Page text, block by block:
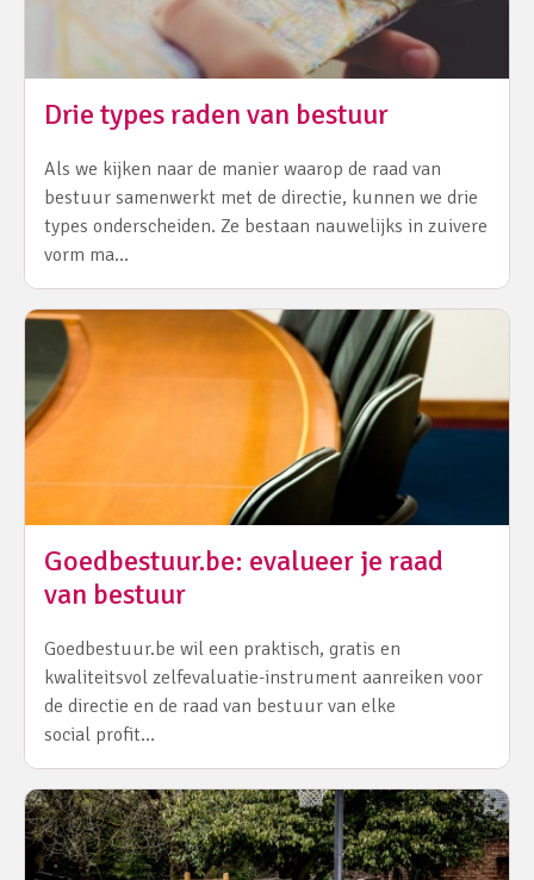
Drie types raden van bestuur
Als we kijken naar de manier waarop de raad van
bestuur samenwerkt met de directie, kunnen we drie
types onderscheiden. Ze bestaan nauwelijks in zuivere
vorm ma…
Goedbestuur.be: evalueer je raad
van bestuur
Goedbestuur.be wil een praktisch, gratis en
kwaliteitsvol zelfevaluatie-instrument aanreiken voor
de directie en de raad van bestuur van elke
social profit…